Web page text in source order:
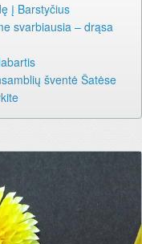
į Barstyčius
svarbiausia – drąsa
šventė Šatėse